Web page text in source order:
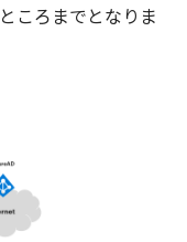
ころまでとなりま